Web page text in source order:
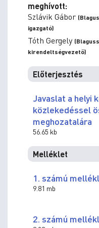
meghívott:
Szlávik Gábor
igazgató)
Tóth Gergely
kirendeltségvezető)
Előterjesztés
Javaslat a helyi
közlekedéssel
meghozatalára
56.65 kb
Melléklet
1. számú
9.81 mb
2. számú